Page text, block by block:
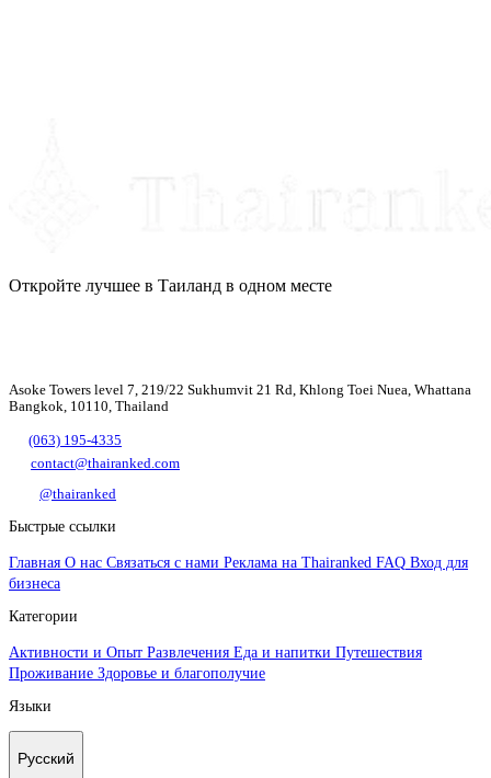
Откройте лучшее в Таиланд в одном месте
Asoke Towers level 7, 219/22 Sukhumvit 21 Rd, Khlong Toei Nuea, Whattana
Bangkok, 10110, Thailand
(063) 195-4335
contact@thairanked.com
@thairanked
Быстрые ссылки
Главная О нас Связаться с нами Реклама на Thairanked FAQ Вход для
бизнеса
Категории
Активности и Опыт Развлечения Еда и напитки Путешествия
Проживание Здоровье и благополучие
Языки
Русский